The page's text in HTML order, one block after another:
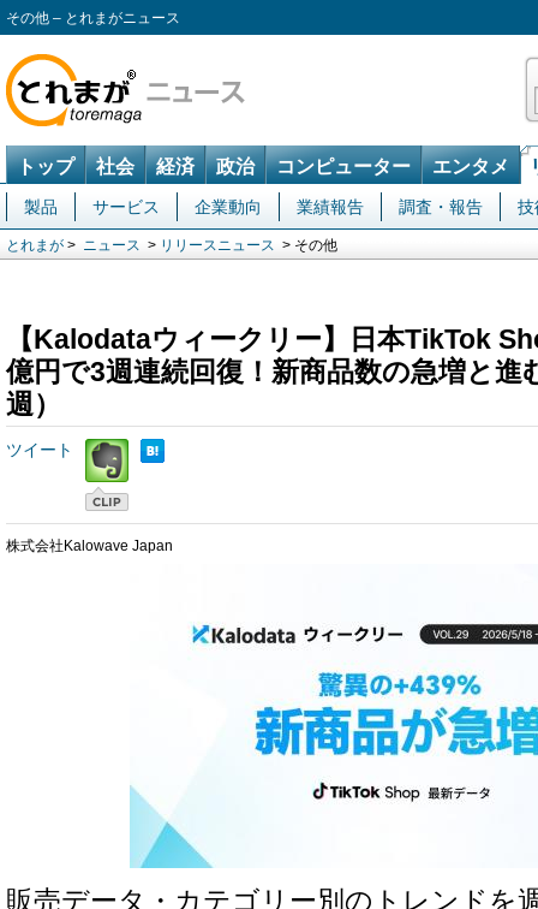
その他 – とれまがニュース
トップ 社会 経済 政治 コンピューター エンタメ
製品 サービス 企業動向 業績報告 調査・報告 技
とれまが > ニュース > リリースニュース > その他
【Kalodataウィークリー】日本TikTok
億円で3週連続回復！新商品数の急増と進
週）
ツイート
株式会社Kalowave Japan
販売データ・カテゴリー別のトレンドを